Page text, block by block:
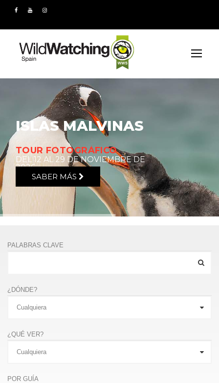
SABER MÁS
DEL 12 AL 29 DE NOVIEMBRE DE
2026
TOUR FOTOGRÁFICO
ISLAS MALVINAS
PALABRAS CLAVE
¿DÓNDE?
¿QUÉ VER?
POR GUÍA